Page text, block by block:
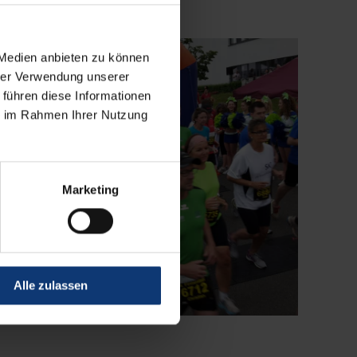
anbieten zu können
Verwendung unserer
diese Informationen
Rahmen Ihrer Nutzung
Marketing
Alle zulassen